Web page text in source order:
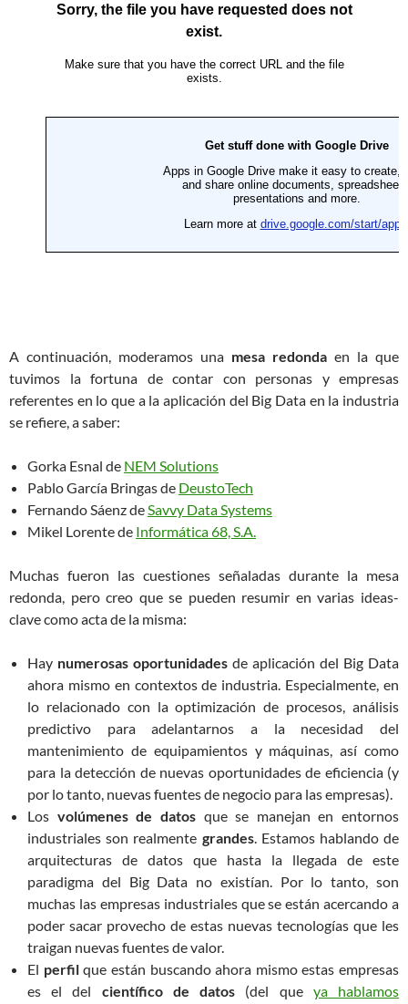
A continuación, moderamos una mesa redonda en la que
tuvimos la fortuna de contar con personas y empresas
referentes en lo que a la aplicación del Big Data en la industria
se refiere, a saber:
Gorka Esnal de NEM Solutions
Pablo García Bringas de DeustoTech
Fernando Sáenz deSavvy Data Systems
Mikel Lorente de Informática 68, S.A.
Muchas fueron las cuestiones señaladas durante la mesa
redonda, pero creo que se pueden resumir en varias ideas-
clave como acta de la misma:
Hay numerosas oportunidades de aplicación del Big Data
ahora mismo en contextos de industria. Especialmente, en
lo relacionado con la optimización de procesos, análisis
predictivo para adelantarnos a la necesidad del
mantenimiento de equipamientos y máquinas, así como
para la detección de nuevas oportunidades de eficiencia (y
por lo tanto, nuevas fuentes de negocio para las empresas).
Los volúmenes de datosque se manejan en entornos
industriales son realmente grandes. Estamos hablando de
arquitecturas de datos que hasta la llegada de este
paradigma del Big Data no existían. Por lo tanto, son
muchas las empresas industriales que se están acercando a
poder sacar provecho de estas nuevas tecnologías que les
traigan nuevas fuentes de valor.
El perfilque están buscando ahora mismo estas empresas
es el del científico de datos (del que ya hablamos